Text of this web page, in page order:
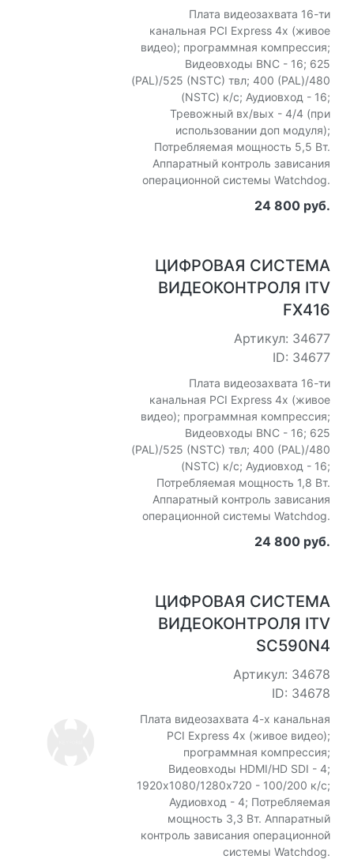
Плата видеозахвата 16-ти
канальная PCI Express 4x (живое
видео); программная компрессия;
Видеовходы BNC - 16; 625
(PAL)/525 (NSTC) твл; 400 (PAL)/480
(NSTC) к/с; Аудиовход - 16;
Тревожный вх/вых - 4/4 (при
использовании доп модуля);
Потребляемая мощность 5,5 Вт.
Аппаратный контроль зависания
операционной системы Watchdog.
24 800 руб.
ЦИФРОВАЯ СИСТЕМА
ВИДЕОКОНТРОЛЯ ITV
FX416
Артикул: 34677
ID: 34677
Плата видеозахвата 16-ти
канальная PCI Express 4x (живое
видео); программная компрессия;
Видеовходы BNC - 16; 625
(PAL)/525 (NSTC) твл; 400 (PAL)/480
(NSTC) к/с; Аудиовход - 16;
Потребляемая мощность 1,8 Вт.
Аппаратный контроль зависания
операционной системы Watchdog.
24 800 руб.
ЦИФРОВАЯ СИСТЕМА
ВИДЕОКОНТРОЛЯ ITV
SC590N4
Артикул: 34678
ID: 34678
Плата видеозахвата 4-х канальная
PCI Express 4x (живое видео);
программная компрессия;
Видеовходы HDMI/HD SDI - 4;
1920х1080/1280х720 - 100/200 к/с;
Аудиовход - 4; Потребляемая
мощность 3,3 Вт. Аппаратный
контроль зависания операционной
системы Watchdog.